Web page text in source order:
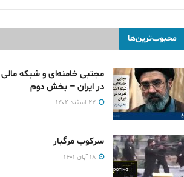
محبوب‌ترین‌ها
مجتبی خامنه‌ای و شبکه
در ایران – بخش دوم
سرکوب مرگبار